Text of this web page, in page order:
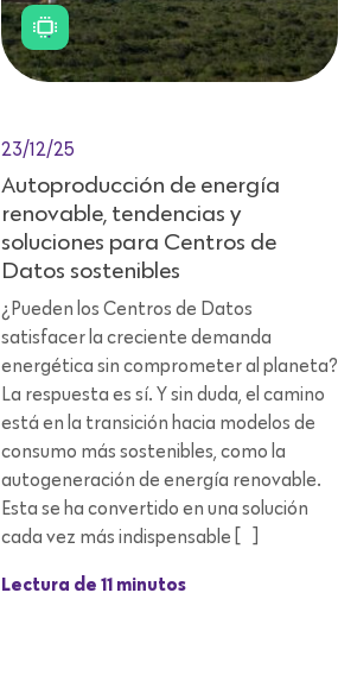
23/12/25
Autoproducción de energía
renovable, tendencias y
soluciones para Centros de
Datos sostenibles
¿Pueden los Centros de Datos
satisfacer la creciente demanda
energética sin comprometer al planeta?
La respuesta es sí. Y sin duda, el camino
está en la transición hacia modelos de
consumo más sostenibles, como la
autogeneración de energía renovable.
Esta se ha convertido en una solución
cada vez más indispensable […]
Lectura de 11 minutos